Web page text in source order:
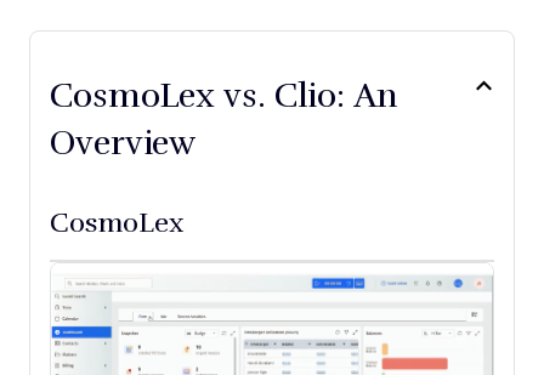
CosmoLex vs. Clio: An
Overview
CosmoLex